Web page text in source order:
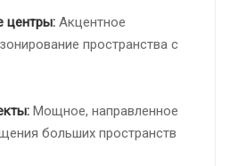
центры:Акцентное
пространства с
Мощное, направленное
больших пространств